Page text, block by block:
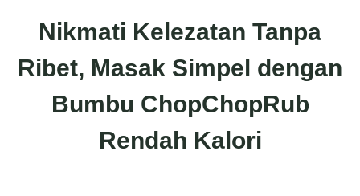
Nikmati Kelezatan Tanpa
Ribet, Masak Simpel dengan
Bumbu ChopChopRub
Rendah Kalori